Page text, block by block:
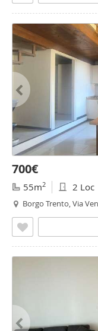
700€
55m2 2 Loc
Borgo Trento, Via